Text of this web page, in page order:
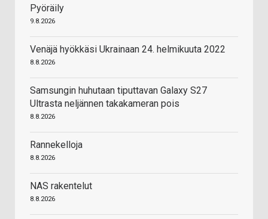
Pyöräily
9.8.2026
Venäjä hyökkäsi Ukrainaan 24. helmikuuta 2022
8.8.2026
Samsungin huhutaan tiputtavan Galaxy S27
Ultrasta neljännen takakameran pois
8.8.2026
Rannekelloja
8.8.2026
NAS rakentelut
8.8.2026